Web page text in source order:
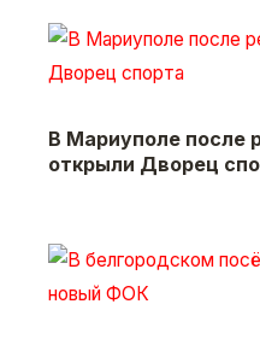
В Мариуполе после
открыли Дворец